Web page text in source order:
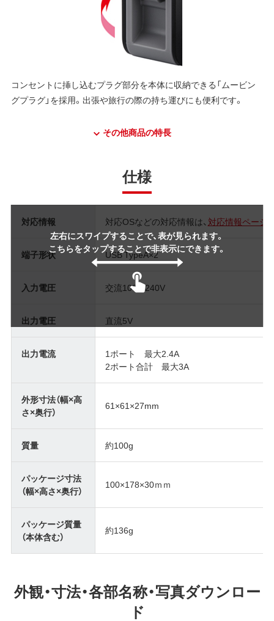
コンセントに挿し込むプラグ部分を本体に収納できる「ムービン
グプラグ」を採用。出張や旅行の際の持ち運びにも便利です。
その他商品の特長
仕様
左右にスワイプすることで、表が見られます。
こちらをタップすることで非表示にできます。
対応情報 対応OSなどの対応情報は、 対応情報ページ
端子形状 USB TypeA×2
入力電圧 交流100V-240V
出力電圧 直流5V
出力電流
1ポート 最大2.4A
2ポート合計 最大3A
外形寸法（幅×高
さ×奥行）
61×61×27mm
質量 約100g
パッケージ寸法
（幅×高さ×奥行）
100×178×30ｍｍ
パッケージ質量
（本体含む）
約136g
外観・寸法・各部名称・写真ダウンロー
ド